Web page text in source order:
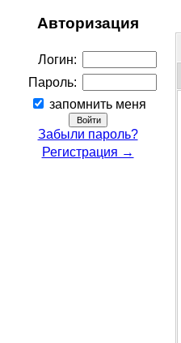
Авторизация
Логин:
Пароль:
запомнить меня
Забыли пароль?
Регистрация →